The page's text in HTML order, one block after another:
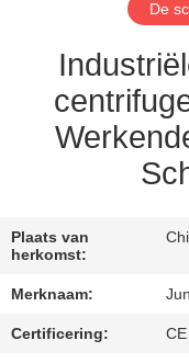
ONS
GEVALLEN
COMPANY
NEWS
De
Plaats van
herkomst:
Merknaam:
Certificering: CE